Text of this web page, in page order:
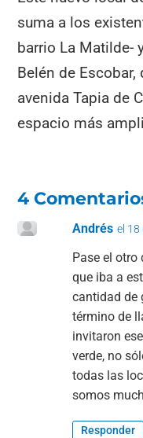
suma a los
barrio La Matilde-
Belén de
avenida Tapia de
espacio más
4
Andrés el 18
Pase el otro
que iba a
cantidad de
término de
invitaron
verde, no
todas las
somos
Responder